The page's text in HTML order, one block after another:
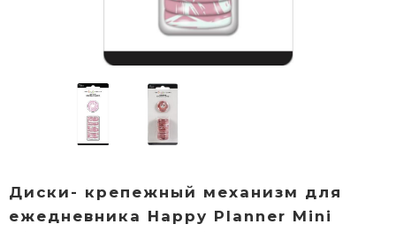
Диски- крепежный механизм для
ежедневника Happy Planner Mini